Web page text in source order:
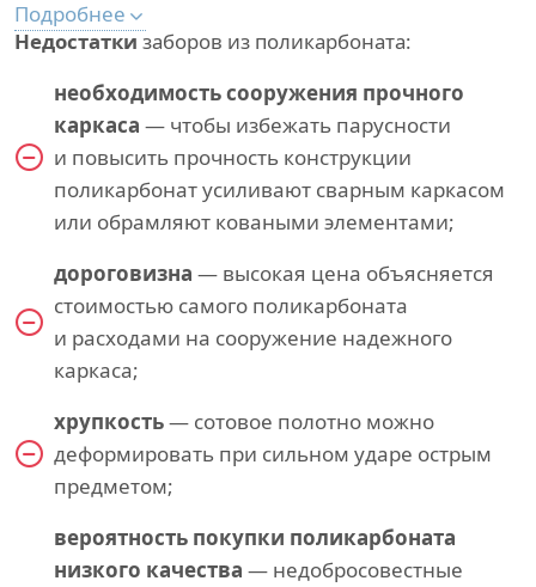
Подробнее
Недостатки заборов из поликарбоната:
необходимость сооружения прочного
каркаса — чтобы избежать парусности
и повысить прочность конструкции
поликарбонат усиливают сварным каркасом
или обрамляют коваными элементами;
дороговизна — высокая цена объясняется
стоимостью самого поликарбоната
и расходами на сооружение надежного
каркаса;
хрупкость— сотовое полотно можно
деформировать при сильном ударе острым
предметом;
вероятность покупки поликарбоната
низкого качества — недобросовестные